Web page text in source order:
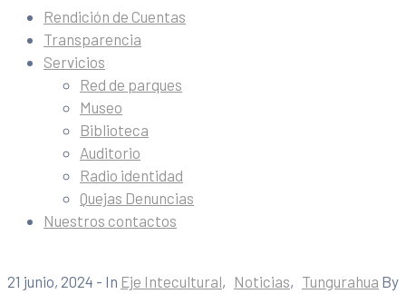
Rendición de Cuentas
Transparencia
Servicios
Red de parques
Museo
Biblioteca
Auditorio
Radio identidad
Quejas Denuncias
Nuestros contactos
21 junio, 2024 - In Eje Intecultural‚ Noticias‚ Tungurahua By